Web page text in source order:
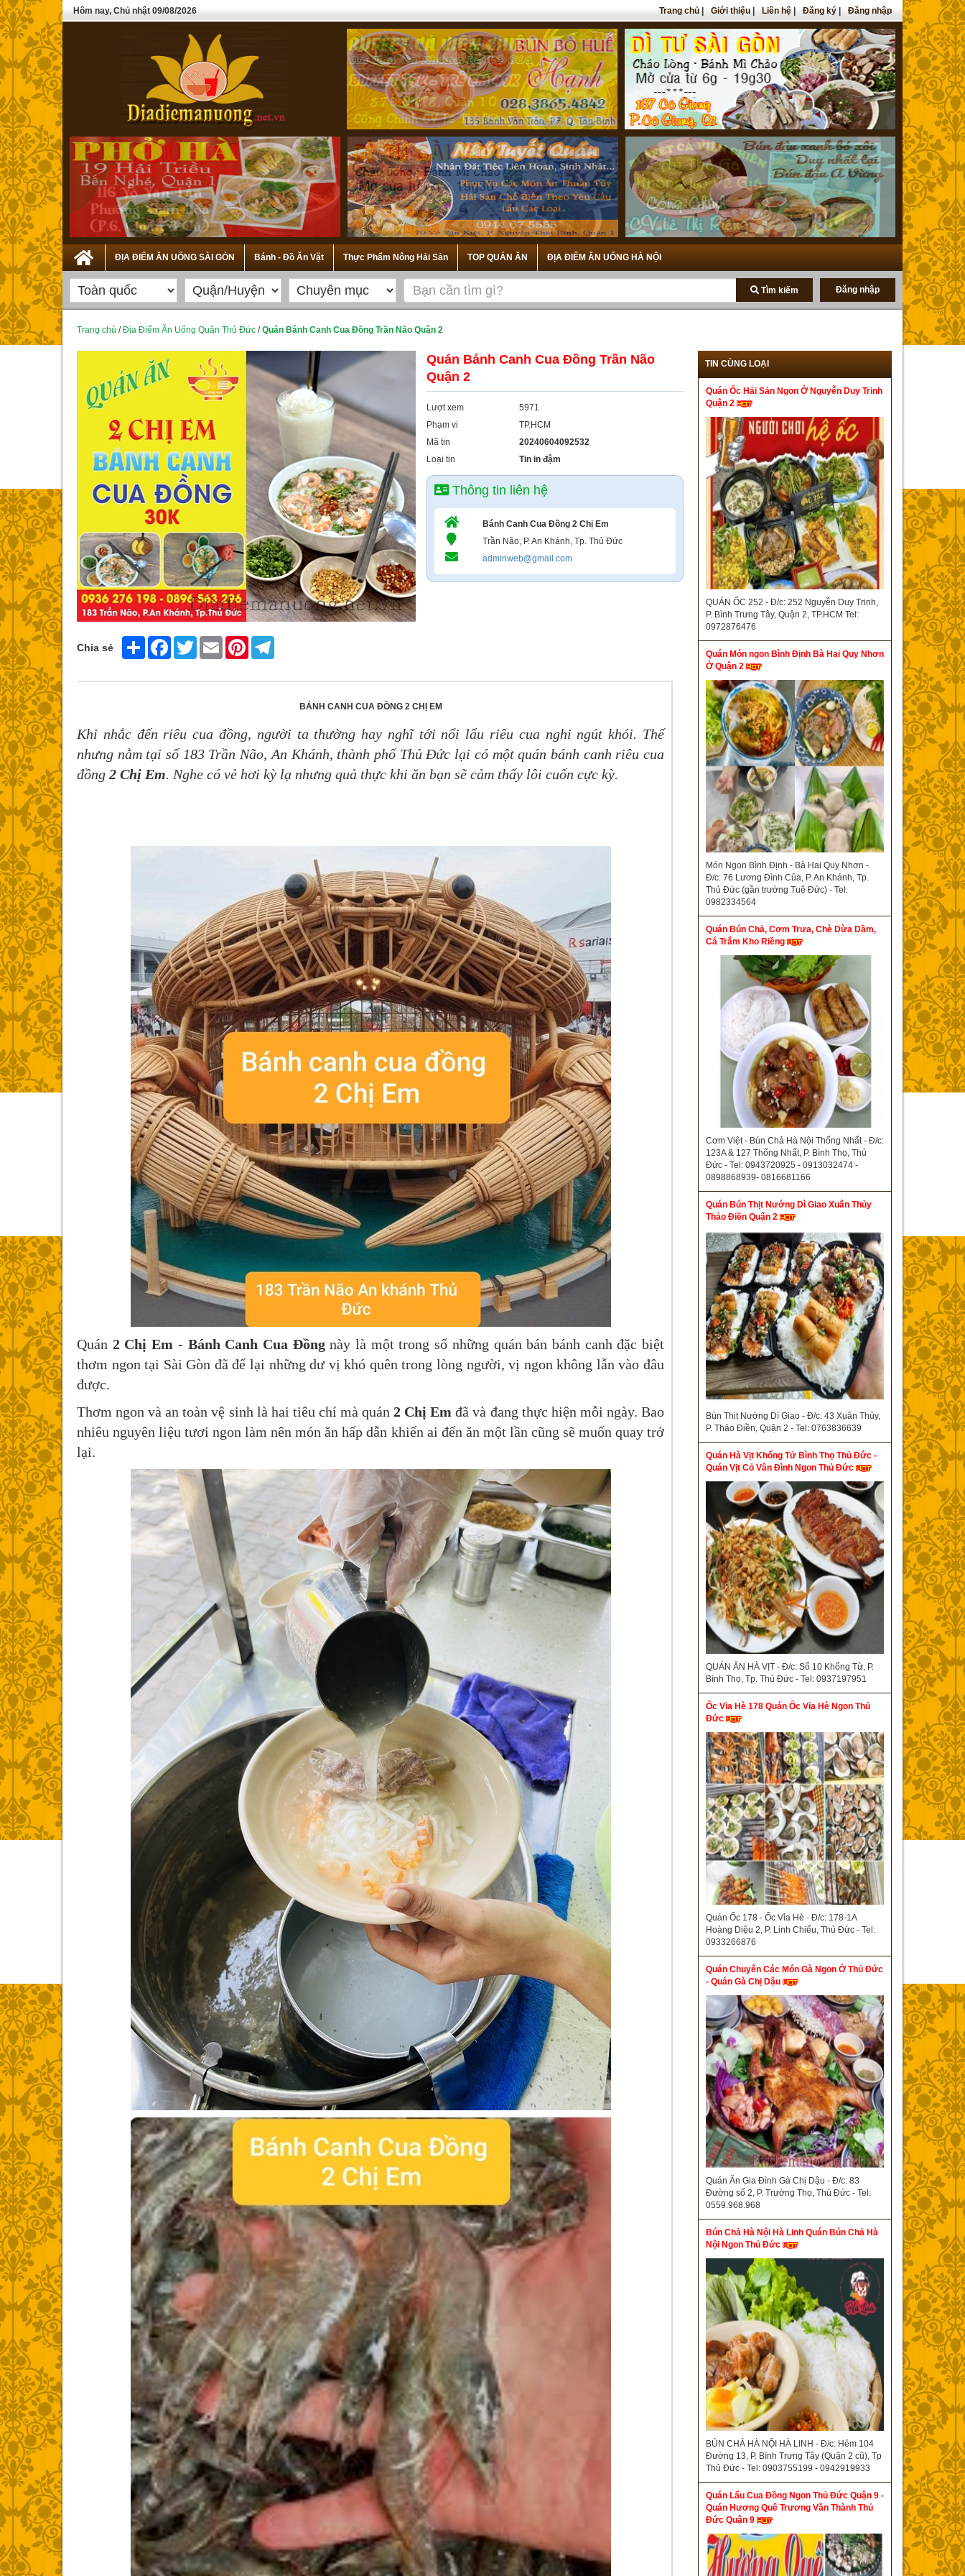
Hôm nay, Chủ nhật 09/08/2026 Trang chủ Giới thiệu Liên hệ Đăng ký Đăng nhập
ĐỊA ĐIỂM ĂN UỐNG SÀI GÒN Bánh - Đồ Ăn Vặt Thực Phẩm Nông Hải Sản TOP QUÁN ĂN ĐỊA ĐIỂM ĂN UỐNG HÀ NỘI
Tìm kiếm Đăng nhập
Trang chủ /Địa Điểm Ăn Uống Quận Thủ Đức /Quán Bánh Canh Cua Đồng Trần Não Quận 2
Chia sẻ Share FacebookTwitter Email Pinterest
Quán Bánh Canh Cua Đồng Trần Não
Quận 2
Lượt xem
5971
Phạm vi
TP.HCM
Mã tin
20240604092532
Loại tin
Tin in đậm
Thông tin liên hệ
Bánh Canh Cua Đồng 2 Chị Em
Trần Não, P. An Khánh, Tp. Thủ Đức
adminweb@gmail.com
BÁNH CANH CUA ĐỒNG 2 CHỊ EM
Khi nhắc đến riêu cua đồng, người ta thường hay nghĩ tới nổi lẩu riêu cua nghi ngút khói. Thế
nhưng nằm tại số 183 Trần Não, An Khánh, thành phố Thủ Đức lại có một quán bánh canh riêu cua
đồng 2 Chị Em. Nghe có vẻ hơi kỳ lạ nhưng quả thực khi ăn bạn sẽ cảm thấy lôi cuốn cực kỳ.
Quán 2 Chị Em - Bánh Canh Cua Đồngnày là một trong số những quán bán bánh canh đặc biệt
thơm ngon tại Sài Gòn đã để lại những dư vị khó quên trong lòng người, vị ngon không lẫn vào đâu
được.
Thơm ngon và an toàn vệ sinh là hai tiêu chí mà quán2 Chị Emđã và đang thực hiện mỗi ngày. Bao
nhiêu nguyên liệu tươi ngon làm nên món ăn hấp dẫn khiến ai đến ăn một lần cũng sẽ muốn quay trở
lại.
TIN CÙNG LOẠI
Quán Ốc Hải Sản Ngon Ở Nguyễn Duy Trinh
Quận 2
QUÁN ỐC 252 - Đ/c: 252 Nguyễn Duy Trinh,
P. Bình Trưng Tây, Quận 2, TP.HCM Tel:
0972876476
Quán Món ngon Bình Định Bà Hai Quy Nhơn
Ở Quận 2
Món Ngon Bình Định - Bà Hai Quy Nhơn -
Đ/c: 76 Lương Đình Của, P. An Khánh, Tp.
Thủ Đức (gần trường Tuệ Đức) - Tel:
0982334564
Quán Bún Chả, Cơm Trưa, Chè Dừa Dầm,
Cá Trắm Kho Riềng
Cơm Việt - Bún Chả Hà Nội Thống Nhất - Đ/c:
123A & 127 Thống Nhất, P. Bình Thọ, Thủ
Đức - Tel: 0943720925 - 0913032474 -
0898868939- 0816681166
Quán Bún Thịt Nướng Dì Giao Xuân Thủy
Thảo Điền Quận 2
Bún Thịt Nướng Dì Giao - Đ/c: 43 Xuân Thủy,
P. Thảo Điền, Quận 2 - Tel: 0763836639
Quán Hà Vịt Khổng Tử Bình Thọ Thủ Đức -
Quán Vịt Cỏ Vân Đình Ngon Thủ Đức
QUÁN ĂN HÀ VỊT - Đ/c: Số 10 Khổng Tử, P.
Bình Thọ, Tp. Thủ Đức - Tel: 0937197951
Ốc Vỉa Hè 178 Quán Ốc Vỉa Hè Ngon Thủ
Đức
Quán Ốc 178 - Ốc Vỉa Hè - Đ/c: 178-1A
Hoàng Diệu 2, P. Linh Chiểu, Thủ Đức - Tel:
0933266876
Quán Chuyên Các Món Gà Ngon Ở Thủ Đức
- Quán Gà Chị Dậu
Quán Ăn Gia Đình Gà Chị Dậu - Đ/c: 83
Đường số 2, P. Trường Thọ, Thủ Đức - Tel:
0559.968.968
Bún Chả Hà Nội Hà Linh Quán Bún Chả Hà
Nội Ngon Thủ Đức
BÚN CHẢ HÀ NỘI HÀ LINH - Đ/c: Hẻm 104
Đường 13, P. Bình Trưng Tây (Quận 2 cũ), Tp
Thủ Đức - Tel: 0903755199 - 0942919933
Quán Lẩu Cua Đồng Ngon Thủ Đức Quận 9 -
Quán Hương Quê Trương Văn Thành Thủ
Đức Quận 9